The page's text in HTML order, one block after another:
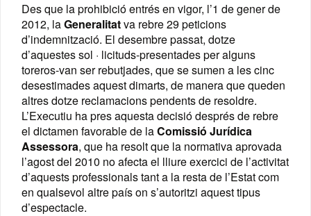
Des que la prohibició entrés en vigor, l’1 de gener de
2012, laGeneralitatva rebre 29 peticions
d’indemnització. El desembre passat, dotze
d’aquestes sol · licituds-presentades per alguns
toreros-van ser rebutjades, que se sumen a les cinc
desestimades aquest dimarts, de manera que queden
altres dotze reclamacions pendents de resoldre.
L’Executiu ha pres aquesta decisió després de rebre
el dictamen favorable de laComissió Jurídica
Assessora, que ha resolt que la normativa aprovada
l’agost del 2010 no afecta el lliure exercici de l’activitat
d’aquests professionals tant a la resta de l’Estat com
en qualsevol altre país on s’autoritzi aquest tipus
d’espectacle.